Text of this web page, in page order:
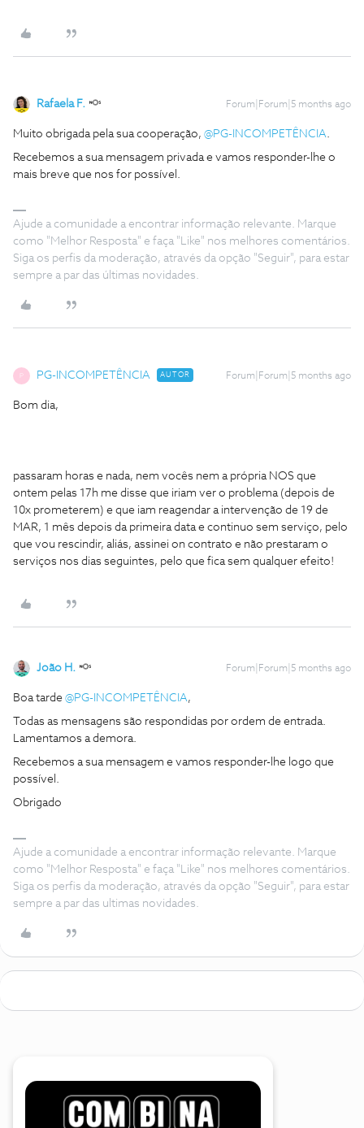
Rafaela F. Forum|Forum|5 months ago
Muito obrigada pela sua cooperação, ​ @PG-INCOMPETÊNCIA.
Recebemos a sua mensagem privada e vamos responder-lhe o
mais breve que nos for possível.
Ajude a comunidade a encontrar informação relevante. Marque
como "Melhor Resposta" e faça "Like" nos melhores comentários.
Siga os perfis da moderação, através da opção "Seguir", para estar
sempre a par das últimas novidades.
PG-INCOMPETÊNCIA AUTOR Forum|Forum|5 months ago
Bom dia,
passaram horas e nada, nem vocês nem a própria NOS que
ontem pelas 17h me disse que iriam ver o problema (depois de
10x prometerem) e que iam reagendar a intervenção de 19 de
MAR, 1 mês depois da primeira data e continuo sem serviço, pelo
que vou rescindir, aliás, assinei on contrato e não prestaram o
serviços nos dias seguintes, pelo que fica sem qualquer efeito!
João H. Forum|Forum|5 months ago
Boa tarde ​ @PG-INCOMPETÊNCIA,
Todas as mensagens são respondidas por ordem de entrada.
Lamentamos a demora.
Recebemos a sua mensagem e vamos responder-lhe logo que
possível.
Obrigado
Ajude a comunidade a encontrar informação relevante. Marque
como "Melhor Resposta" e faça "Like" nos melhores comentários.
Siga os perfis da moderação, através da opção "Seguir", para estar
sempre a par das ultimas novidades.